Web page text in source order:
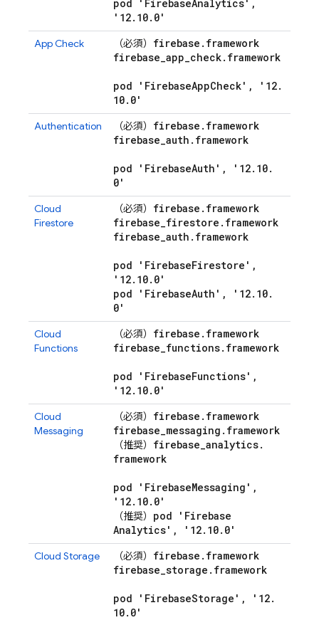
pod 'FirebaseAnalytics' ,
'12. 10. 0'
App Check （必須） firebase . framework
firebase_app_check. framework
pod 'FirebaseAppCheck' , '12.
10. 0'
Authentication （必須） firebase . framework
firebase_auth . framework
pod 'FirebaseAuth' , '12. 10.
0'
Cloud
Firestore
（必須） firebase . framework
firebase_firestore . framework
firebase_auth . framework
pod 'FirebaseFirestore' ,
'12. 10. 0'
pod 'FirebaseAuth' , '12. 10.
0'
Cloud
Functions
（必須） firebase . framework
firebase_functions. framework
pod 'FirebaseFunctions' ,
'12. 10. 0'
Cloud
Messaging
（必須） firebase . framework
firebase_messaging . framework
（推奨） firebase_analytics.
framework
pod 'FirebaseMessaging' ,
'12. 10. 0'
（推奨） pod 'Firebase
Analytics' , '12. 10. 0'
Cloud Storage （必須） firebase . framework
firebase_storage . framework
pod 'FirebaseStorage' , '12.
10. 0'